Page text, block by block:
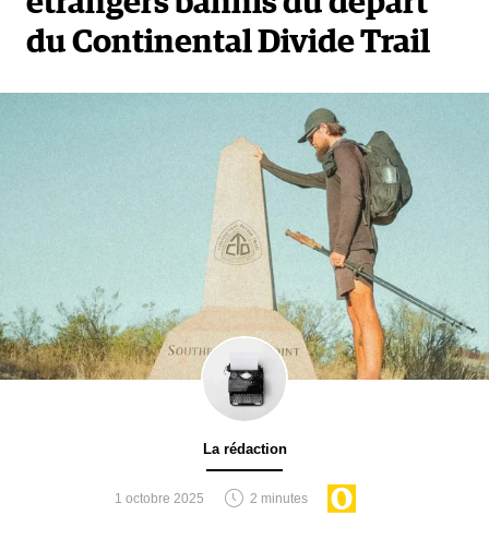
du Continental Divide Trail
La rédaction
1 octobre 2025 2 minutes